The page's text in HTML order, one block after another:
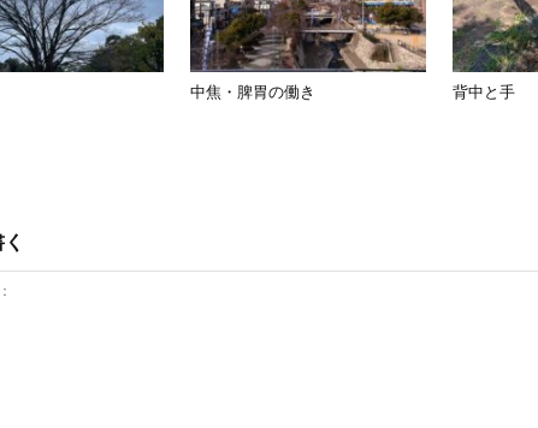
中焦・脾胃の働き 背中と手